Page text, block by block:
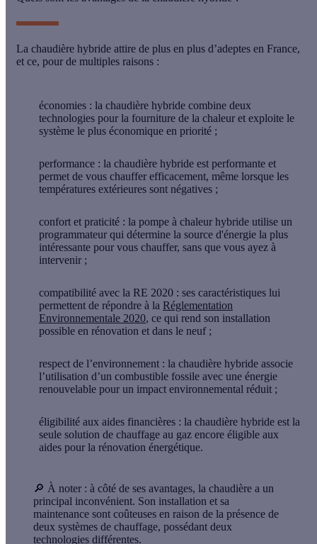
La chaudière hybride attire de plus en plus d’adeptes en France,
et ce, pour de multiples raisons :
économies : la chaudière hybride combine deux
technologies pour la fourniture de la chaleur et exploite le
système le plus économique en priorité ;
performance : la chaudière hybride est performante et
permet de vous chauffer efficacement, même lorsque les
températures extérieures sont négatives ;
confort et praticité : la pompe à chaleur hybride utilise un
programmateur qui détermine la source d'énergie la plus
intéressante pour vous chauffer, sans que vous ayez à
intervenir ;
compatibilité avec la RE 2020 : ses caractéristiques lui
permettent de répondre à la Réglementation
Environnementale 2020, ce qui rend son installation
possible en rénovation et dans le neuf ;
respect de l’environnement : la chaudière hybride associe
l’utilisation d’un combustible fossile avec une énergie
renouvelable pour un impact environnemental réduit ;
éligibilité aux aides financières : la chaudière hybride est la
seule solution de chauffage au gaz encore éligible aux
aides pour la rénovation énergétique.
🔎 À noter : à côté de ses avantages, la chaudière a un
principal inconvénient. Son installation et sa
maintenance sont coûteuses en raison de la présence de
deux systèmes de chauffage, possédant deux
technologies différentes.